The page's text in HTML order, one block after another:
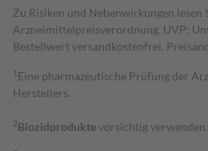
Zu Risiken und Nebenwirkungen
Arzneimittelpreisverordnung. UVP:
Bestell­wert versand­kosten­frei.
1 Eine pharmazeutische Prüfung der
Herstellers.
2Biozidproduktevorsichtig